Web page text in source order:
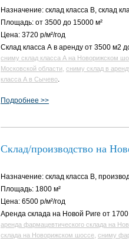
Назначение: склад класса B, склад
Площадь: от 3500 до 15000 м²
Цена: 3720 р/м²/год
Склад класса А в аренду от 3500 м2
сниму склад класса А на Новорижском
Московской области, сниму склад в
класса А в Сычево.
Подробнее >>
Склад/производство на
Назначение: склад класса B,
Площадь: 1800 м²
Цена: 6500 р/м²/год
Аренда склада на Новой Риге от 1700
аренда фармацевтического склада на
склада на Новорижском шоссе, сниму